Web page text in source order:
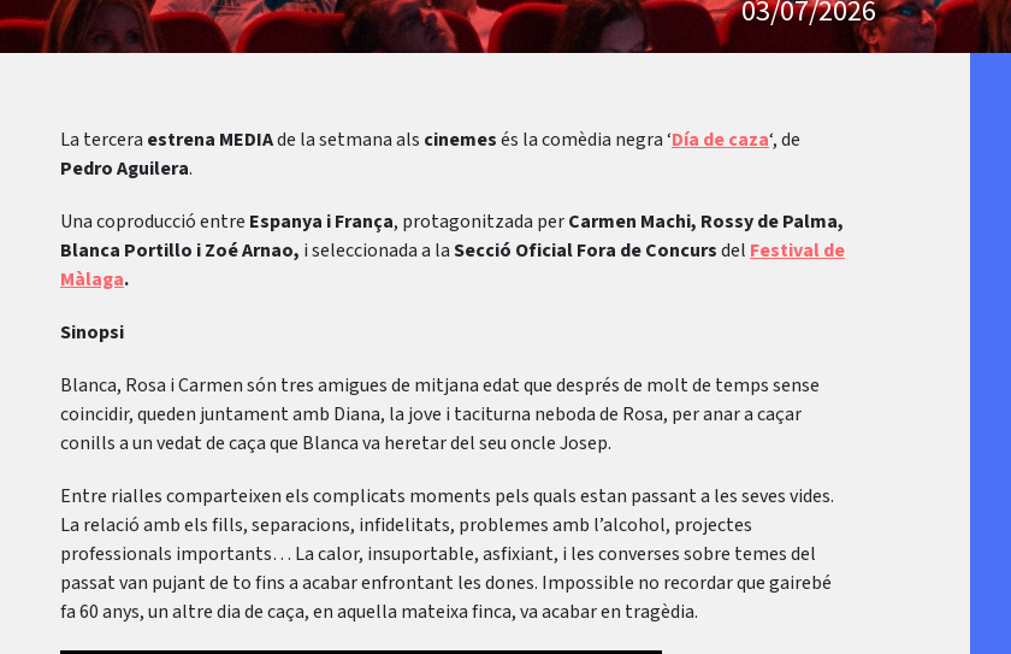
03/07/2026
La tercera estrena MEDIAde la setmana als cinemesés la comèdia negra ‘Día de caza‘, de
Pedro Aguilera.
Una coproducció entre Espanya i França, protagonitzada perCarmen Machi, Rossy de Palma,
Blanca Portillo i Zoé Arnao, i seleccionada a laSecció Oficial Fora de Concursdel Festival de
Màlaga.
Sinopsi
Blanca, Rosa i Carmen són tres amigues de mitjana edat que després de molt de temps sense
coincidir, queden juntament amb Diana, la jove i taciturna neboda de Rosa, per anar a caçar
conills a un vedat de caça que Blanca va heretar del seu oncle Josep.
Entre rialles comparteixen els complicats moments pels quals estan passant a les seves vides.
La relació amb els fills, separacions, infidelitats, problemes amb l’alcohol, projectes
professionals importants… La calor, insuportable, asfixiant, i les converses sobre temes del
passat van pujant de to fins a acabar enfrontant les dones. Impossible no recordar que gairebé
fa 60 anys, un altre dia de caça, en aquella mateixa finca, va acabar en tragèdia.